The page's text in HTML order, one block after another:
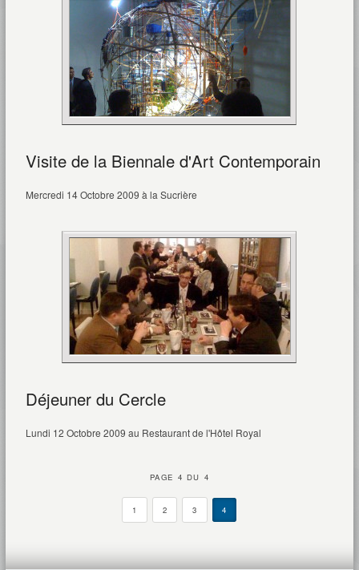
Visite de la Biennale d'Art Contemporain
Mercredi 14 Octobre 2009 à la Sucrière
Déjeuner du Cercle
Lundi 12 Octobre 2009 au Restaurant de l'Hôtel Royal
PAGE 4 DU 4
1 2 3 4